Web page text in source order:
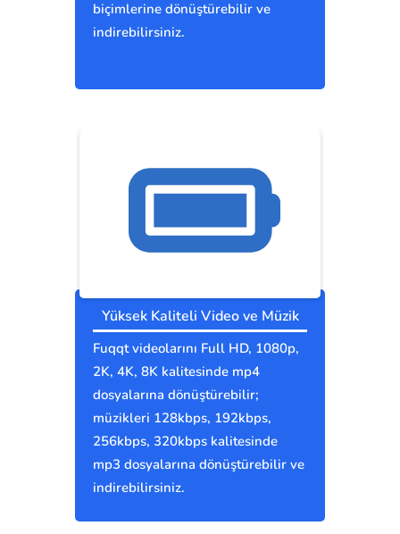
biçimlerine dönüştürebilir ve
indirebilirsiniz.
Yüksek Kaliteli Video ve Müzik
Fuqqt videolarını Full HD, 1080p,
2K, 4K, 8K kalitesinde mp4
dosyalarına dönüştürebilir;
müzikleri 128kbps, 192kbps,
256kbps, 320kbps kalitesinde
mp3 dosyalarına dönüştürebilir ve
indirebilirsiniz.